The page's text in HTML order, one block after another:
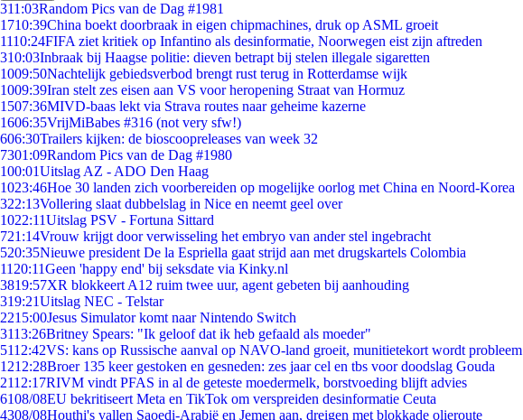
311:03Random Pics van de Dag #1981
1710:39China boekt doorbraak in eigen chipmachines, druk op ASML groeit
1110:24FIFA ziet kritiek op Infantino als desinformatie, Noorwegen eist zijn aftreden
310:03Inbraak bij Haagse politie: dieven betrapt bij stelen illegale sigaretten
1009:50Nachtelijk gebiedsverbod brengt rust terug in Rotterdamse wijk
1009:39Iran stelt zes eisen aan VS voor heropening Straat van Hormuz
1507:36MIVD-baas lekt via Strava routes naar geheime kazerne
1606:35VrijMiBabes #316 (not very sfw!)
606:30Trailers kijken: de bioscoopreleases van week 32
7301:09Random Pics van de Dag #1980
100:01Uitslag AZ - ADO Den Haag
1023:46Hoe 30 landen zich voorbereiden op mogelijke oorlog met China en Noord-Korea
322:13Vollering slaat dubbelslag in Nice en neemt geel over
1022:11Uitslag PSV - Fortuna Sittard
721:14Vrouw krijgt door verwisseling het embryo van ander stel ingebracht
520:35Nieuwe president De la Espriella gaat strijd aan met drugskartels Colombia
11 20:11Geen 'happy end' bij seksdate via Kinky.nl
3819:57XR blokkeert A12 ruim twee uur, agent gebeten bij aanhouding
319:21Uitslag NEC - Telstar
2215:00Jesus Simulator komt naar Nintendo Switch
3113:26Britney Spears: "Ik geloof dat ik heb gefaald als moeder"
5112:42VS: kans op Russische aanval op NAVO-land groeit, munitietekort wordt probleem
1212:28Broer 135 keer gestoken en gesneden: zes jaar cel en tbs voor doodslag Gouda
2112:17RIVM vindt PFAS in al de geteste moedermelk, borstvoeding blijft advies
6108/08EU bekritiseert Meta en TikTok om verspreiden desinformatie Ceuta
4308/08Houthi's vallen Saoedi-Arabië en Jemen aan, dreigen met blokkade olieroute